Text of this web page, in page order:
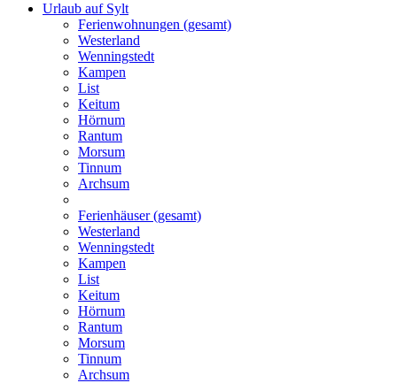
Urlaub auf Sylt
Ferienwohnungen (gesamt)
Westerland
Wenningstedt
Kampen
List
Keitum
Hörnum
Rantum
Morsum
Tinnum
Archsum
Ferienhäuser (gesamt)
Westerland
Wenningstedt
Kampen
List
Keitum
Hörnum
Rantum
Morsum
Tinnum
Archsum